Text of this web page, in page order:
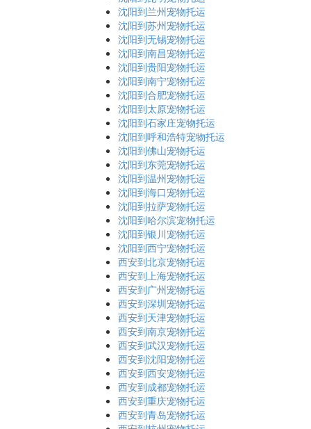
沈阳到兰州宠物托运
沈阳到苏州宠物托运
沈阳到无锡宠物托运
沈阳到南昌宠物托运
沈阳到贵阳宠物托运
沈阳到南宁宠物托运
沈阳到合肥宠物托运
沈阳到太原宠物托运
沈阳到石家庄宠物托运
沈阳到呼和浩特宠物托运
沈阳到佛山宠物托运
沈阳到东莞宠物托运
沈阳到温州宠物托运
沈阳到海口宠物托运
沈阳到拉萨宠物托运
沈阳到哈尔滨宠物托运
沈阳到银川宠物托运
沈阳到西宁宠物托运
西安到北京宠物托运
西安到上海宠物托运
西安到广州宠物托运
西安到深圳宠物托运
西安到天津宠物托运
西安到南京宠物托运
西安到武汉宠物托运
西安到沈阳宠物托运
西安到西安宠物托运
西安到成都宠物托运
西安到重庆宠物托运
西安到青岛宠物托运